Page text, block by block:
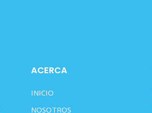
ACERCA
INICIO
NOSOTROS